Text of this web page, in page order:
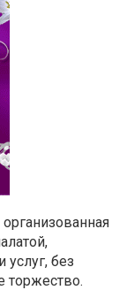
без
торжество.